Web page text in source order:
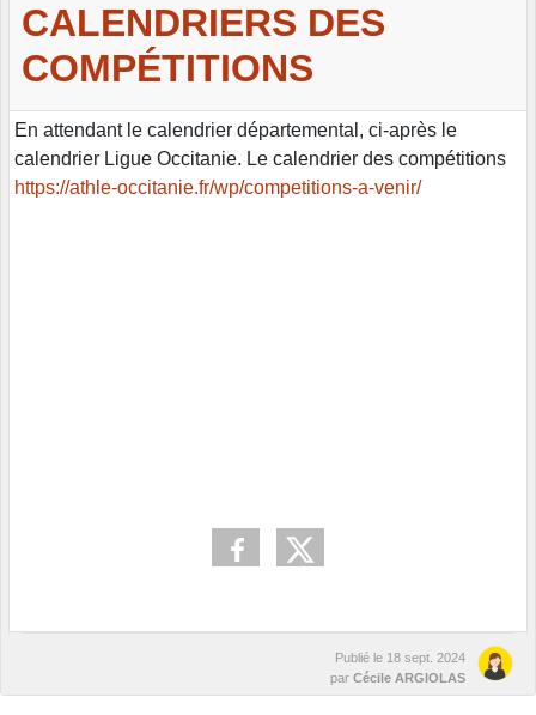
CALENDRIERS DES
COMPÉTITIONS
En attendant le calendrier départemental, ci-après le
calendrier Ligue Occitanie. Le calendrier des compétitions
https://athle-occitanie.fr/wp/competitions-a-venir/
Publié le 18 sept. 2024
par Cécile ARGIOLAS